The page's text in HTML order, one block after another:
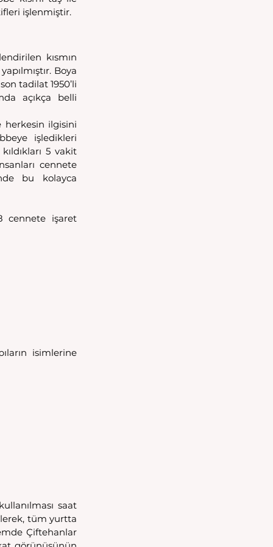
işlenmiştir.
kısmın
Boya
tadilat 1950’li
açıkça belli
herkesin ilgisini
işledikleri
5 vakit
cennete
bu kolayca
cennete işaret
isimlerine
saat
tüm yurtta
Çiftehanlar